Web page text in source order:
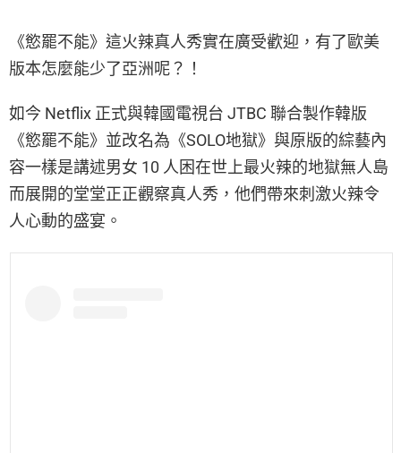
《慾罷不能》這火辣真人秀實在廣受歡迎，有了歐美
版本怎麼能少了亞洲呢？！
如今 Netflix 正式與韓國電視台 JTBC 聯合製作韓版
《慾罷不能》並改名為《SOLO地獄》與原版的綜藝內
容一樣是講述男女 10 人困在世上最火辣的地獄無人島
而展開的堂堂正正觀察真人秀，他們帶來刺激火辣令
人心動的盛宴。